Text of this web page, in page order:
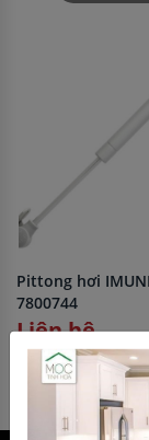
Pittong hơi
7800744
Liên hệ
ĐẶT